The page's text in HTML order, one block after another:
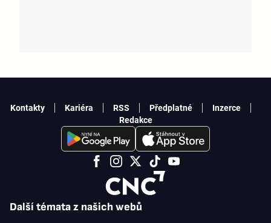
Další témata z našich webů
Kontakty Kariéra RSS Předplatné
Inzerce
Redakce